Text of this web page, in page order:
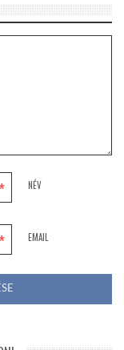
NÉV
*
EMAIL
*